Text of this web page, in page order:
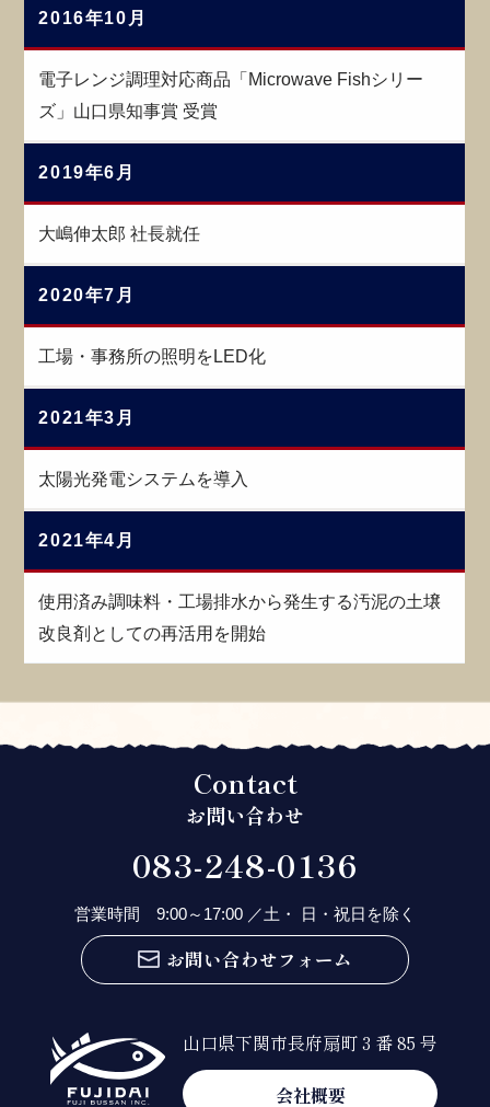
2016年10月
電子レンジ調理対応商品「Microwave Fishシリー
ズ」山口県知事賞 受賞
2019年6月
大嶋伸太郎 社長就任
2020年7月
工場・事務所の照明をLED化
2021年3月
太陽光発電システムを導入
2021年4月
使用済み調味料・工場排水から発生する汚泥の土壌
改良剤としての再活用を開始
山口県下関市長府扇町 3 番 85 号
会社概要
Contact
お問い合わせ
083-248-0136
営業時間 9:00～17:00 ／土・ 日・祝日を除く
お問い合わせフォーム